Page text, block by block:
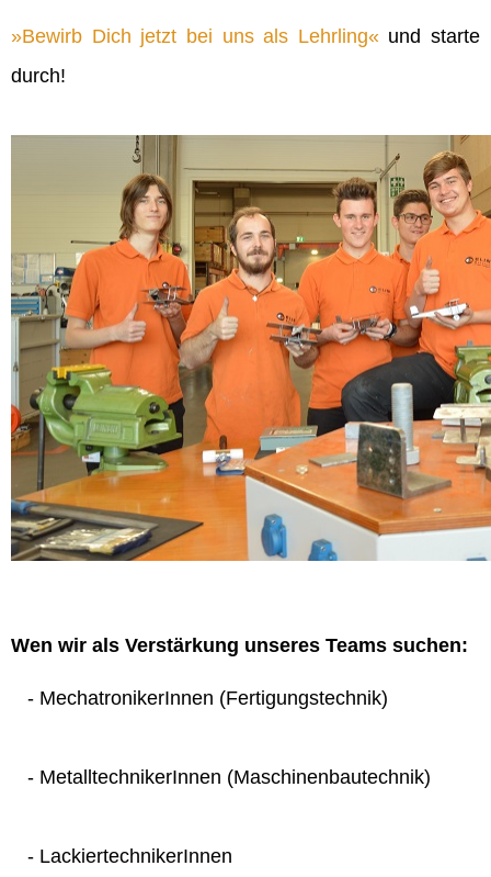
Bewirb Dich jetzt bei uns als Lehrling und starte
durch!
Wen wir als Verstärkung unseres Teams suchen:
- MechatronikerInnen (Fertigungstechnik)
- MetalltechnikerInnen (Maschinenbautechnik)
- LackiertechnikerInnen